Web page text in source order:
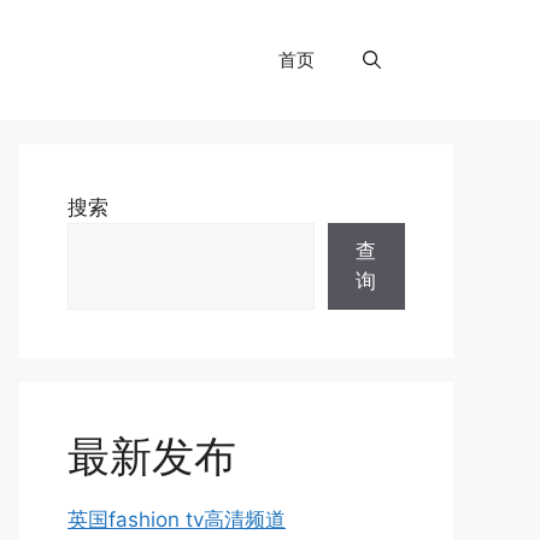
首页
搜索
查
询
最新发布
英国fashion tv高清频道